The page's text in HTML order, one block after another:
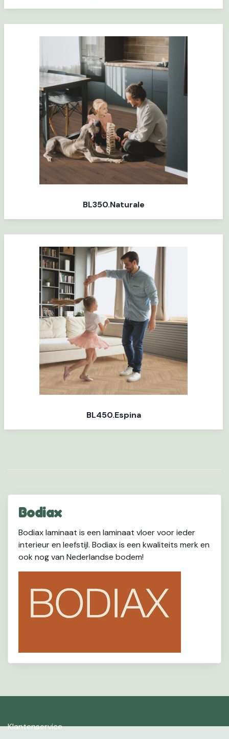
BL350.Naturale
BL450.Espina
Bodiax
Bodiax laminaat is een laminaat vloer voor ieder
interieur en leefstijl. Bodiax is een kwaliteits merk en
ook nog van Nederlandse bodem!
Klantenservice